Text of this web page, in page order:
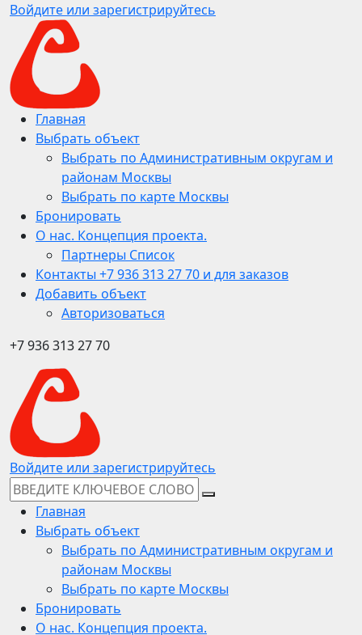
Войдите или зарегистрируйтесь
Главная
Выбрать объект
Выбрать по Административным округам и
районам Москвы
Выбрать по карте Москвы
Бронировать
О нас. Концепция проекта.
Партнеры Список
Контакты +7 936 313 27 70 и для заказов
Добавить объект
Авторизоваться
+7 936 313 27 70
Войдите или зарегистрируйтесь
Главная
Выбрать объект
Выбрать по Административным округам и
районам Москвы
Выбрать по карте Москвы
Бронировать
О нас. Концепция проекта.